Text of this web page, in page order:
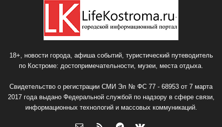
18+, новости города, афиша событий, туристический путеводитель
по Костроме: достопримечательности, музеи, места отдыха.
Свидетельство о регистрации СМИ Эл № ФС 77 - 68953 от 7 марта
2017 года выдано Федеральной службой по надзору в сфере связи,
информационных технологий и массовых коммуникаций.